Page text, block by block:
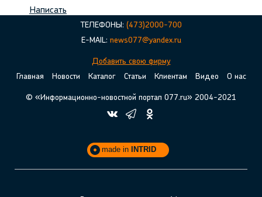
Написать
ТЕЛЕФОНЫ: (473)2000-700
E-MAIL: news077@yandex.ru
Добавить свою фирму
Главная
Новости Каталог Статьи Клиентам Видео О нас
© «Информационно-новостной портал 077.ru» 2004-2021
made in INTRID